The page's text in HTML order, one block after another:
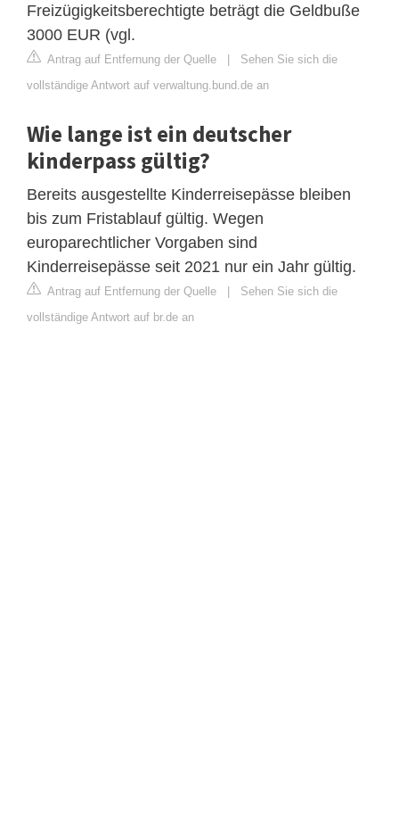
Freizügigkeitsberechtigte beträgt die Geldbuße
3000 EUR (vgl.
Antrag auf Entfernung der Quelle | Sehen Sie sich die
vollständige Antwort auf verwaltung.bund.de an
Wie lange ist ein deutscher
kinderpass gültig?
Bereits ausgestellte Kinderreisepässe bleiben
bis zum Fristablauf gültig. Wegen
europarechtlicher Vorgaben sind
Kinderreisepässe seit 2021 nur ein Jahr gültig.
Antrag auf Entfernung der Quelle | Sehen Sie sich die
vollständige Antwort auf br.de an